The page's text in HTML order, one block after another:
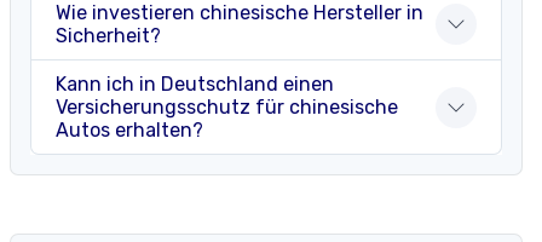
Wie investieren chinesische Hersteller in
Sicherheit?
Kann ich in Deutschland einen
Versicherungsschutz für chinesische
Autos erhalten?